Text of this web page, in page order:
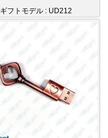
ギフトモデル : UD212